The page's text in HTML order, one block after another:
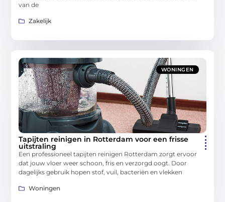
van de
Zakelijk
WONINGEN
Tapijten reinigen in Rotterdam voor een frisse
uitstraling
Een professioneel tapijten reinigen Rotterdam zorgt ervoor
dat jouw vloer weer schoon, fris en verzorgd oogt. Door
dagelijks gebruik hopen stof, vuil, bacteriën en vlekken
Woningen